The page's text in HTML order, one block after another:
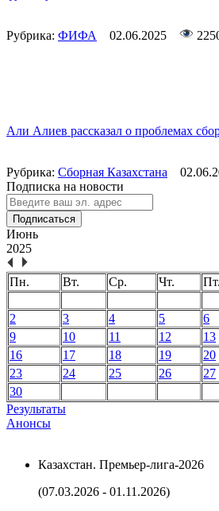
Рубрика: ФИФА 02.06.2025
Али Алиев рассказал о проблемах
Рубрика: Сборная Казахстана
Подписка на новости
Подписаться
Июнь
2025
Пн. Вт. Ср. Чт. Пт.
2
3 4 5 6
9
10 11 12 13
16
17 18 19 20
23
24 25 26 27
30
Результаты
Анонсы
Казахстан. Премьер-лига-2026
(07.03.2026 - 01.11.2026)